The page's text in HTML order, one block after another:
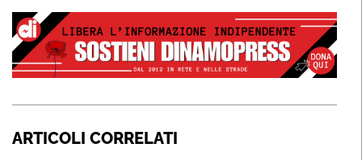
ARTICOLI CORRELATI